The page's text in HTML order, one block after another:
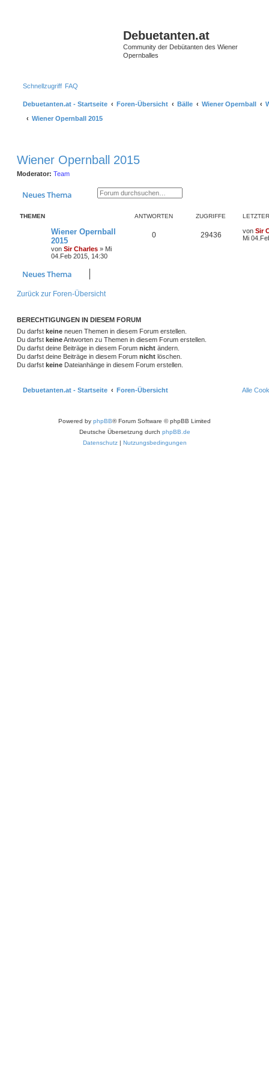
Debuetanten.at
Community der Debütanten des Wiener
Opernballes
Schnellzugriff FAQ
Debuetanten.at - Startseite Foren-Übersicht Bälle Wiener Opernball
Wiener Opernball 2015
Wiener Opernball 2015
Moderator: Team
Neues Thema Suche
Erweiterte Suche
THEMEN ANTWORTEN ZUGRIFFE
Wiener Opernball
2015
von Sir Charles » Mi
04.Feb 2015, 14:30
0 29436 von Sir
Mi
Neues Thema
Zurück zur Foren-Übersicht
BERECHTIGUNGEN IN DIESEM FORUM
Du darfst keine neuen Themen in diesem Forum erstellen.
Du darfst keineAntworten zu Themen in diesem Forum erstellen.
Du darfst deine Beiträge in diesem Forum nicht ändern.
Du darfst deine Beiträge in diesem Forum nicht löschen.
Du darfst keine Dateianhänge in diesem Forum erstellen.
Debuetanten.at - Startseite Foren-Übersicht Alle
Powered by phpBB® Forum Software © phpBB Limited
Deutsche Übersetzung durch phpBB.de
Datenschutz| Nutzungsbedingungen